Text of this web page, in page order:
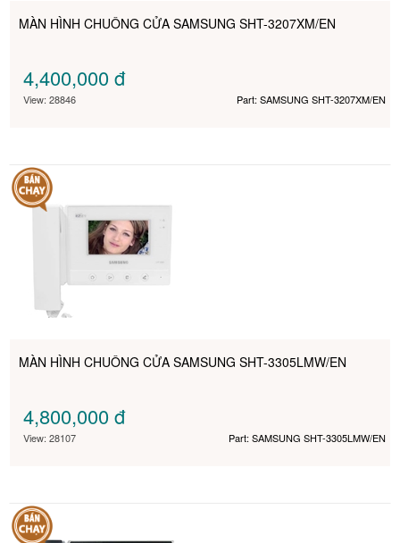
MÀN HÌNH CHUÔNG CỬA SAMSUNG SHT-3207XM/EN
4,400,000đ
View: 28846 Part: SAMSUNG SHT-3207XM/EN
MÀN HÌNH CHUÔNG CỬA SAMSUNG SHT-3305LMW/EN
4,800,000đ
View: 28107 Part: SAMSUNG SHT-3305LMW/EN